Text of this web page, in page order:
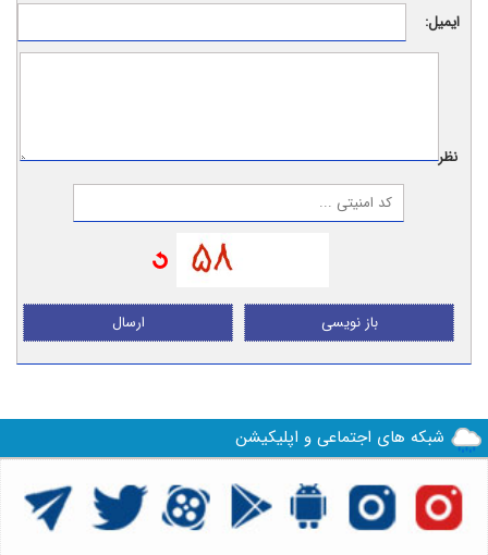
ایمیل:
نظر:
ارسال باز نویسی
شبکه های اجتماعی و اپلیکیشن